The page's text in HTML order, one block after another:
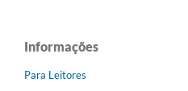
Informações
Para Leitores